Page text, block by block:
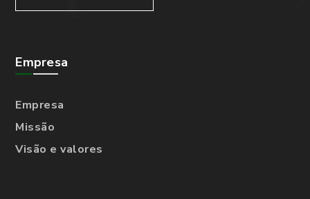
Empresa
Empresa
Missão
Visão e valores